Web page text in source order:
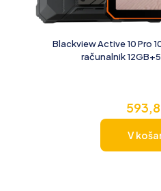
Blackview Active 10 Pro
računalnik
V